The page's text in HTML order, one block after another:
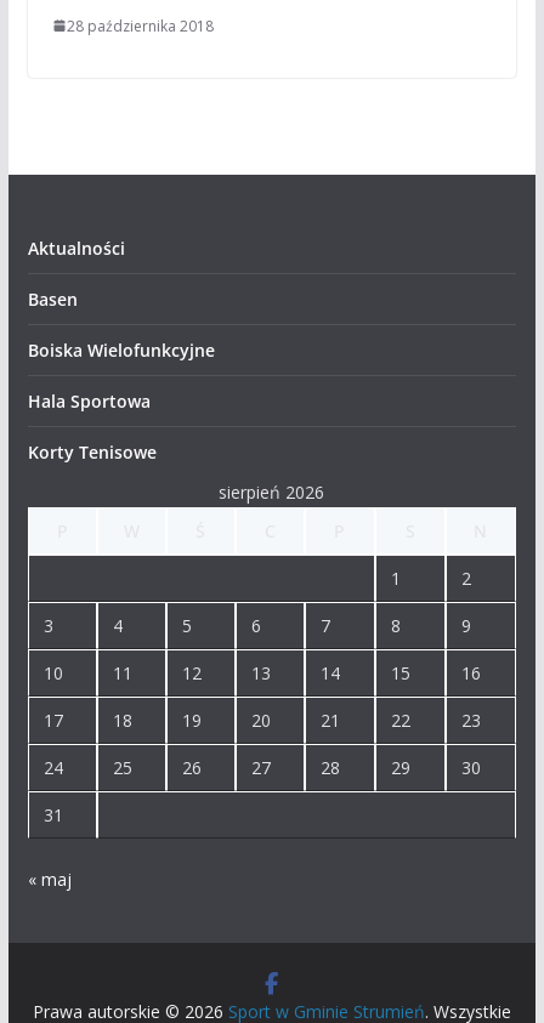
28 października 2018
Aktualności
Basen
Boiska Wielofunkcyjne
Hala Sportowa
Korty Tenisowe
sierpień 2026
1 2
3 4 5 6 7 8 9
10 11 12 13 14 15 16
17 18 19 20 21 22 23
24 25 26 27 28 29 30
31
« maj
Prawa autorskie © 2026 Sport w Gminie Strumień. Wszystkie